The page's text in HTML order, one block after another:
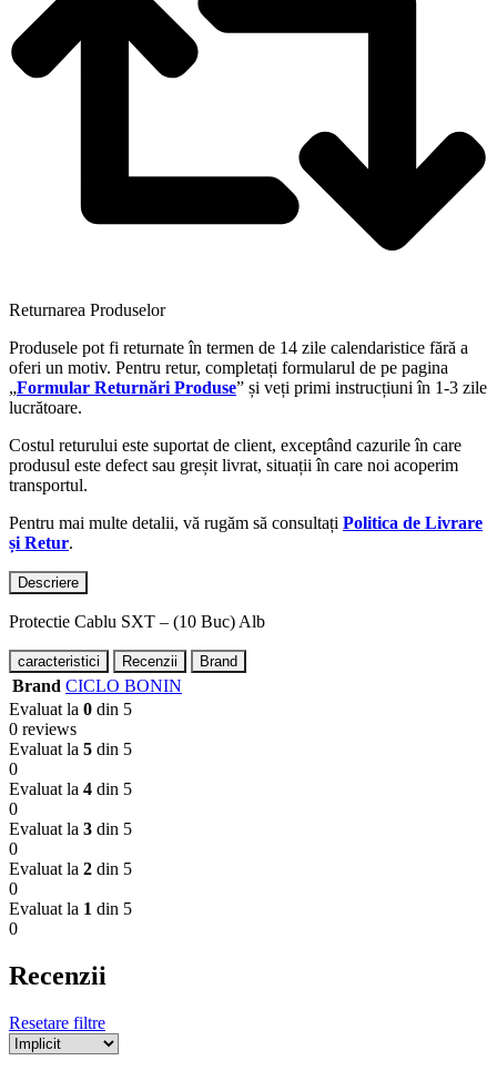
Returnarea Produselor
Produsele pot fi returnate în termen de 14 zile calendaristice fără a
oferi un motiv. Pentru retur, completați formularul de pe pagina
„Formular Returnări Produse” și veți primi instrucțiuni în 1-3 zile
lucrătoare.
Costul returului este suportat de client, exceptând cazurile în care
produsul este defect sau greșit livrat, situații în care noi acoperim
transportul.
Pentru mai multe detalii, vă rugăm să consultați Politica de Livrare
și Retur.
Descriere
Protectie Cablu SXT – (10 Buc) Alb
caracteristici Recenzii Brand
Brand CICLO BONIN
Evaluat la 0 din 5
0 reviews
Evaluat la 5 din 5
0
Evaluat la 4 din 5
0
Evaluat la 3 din 5
0
Evaluat la 2 din 5
0
Evaluat la 1 din 5
0
Recenzii
Resetare filtre